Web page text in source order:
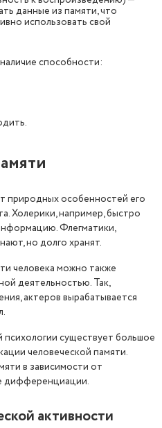
данные из памяти, что
использовать свой
способности:
природных особенностей его
Холерики, например, быстро
Флегматики,
но долго хранят.
человека можно также
деятельностью. Так,
актеров вырабатывается
существует большое
человеческой памяти.
в зависимости от
дифференциации.
активности